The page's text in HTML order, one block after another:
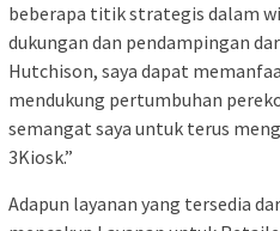
beberapa titik strategis dalam
dukungan dan pendampingan
Hutchison, saya dapat
mendukung pertumbuhan
semangat saya untuk terus
3Kiosk.”
Adapun layanan yang tersedia